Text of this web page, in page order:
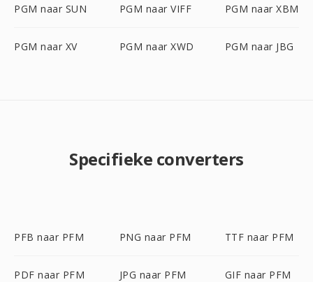
PGM naar SUN PGM naar VIFF PGM naar XBM
PGM naar XV PGM naar XWD PGM naar JBG
Specifieke converters
PFB naar PFM PNG naar PFM TTF naar PFM
PDF naar PFM JPG naar PFM GIF naar PFM